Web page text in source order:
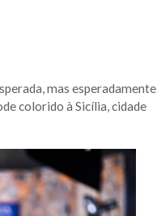
mas esperadamente
colorido à Sicília, cidade